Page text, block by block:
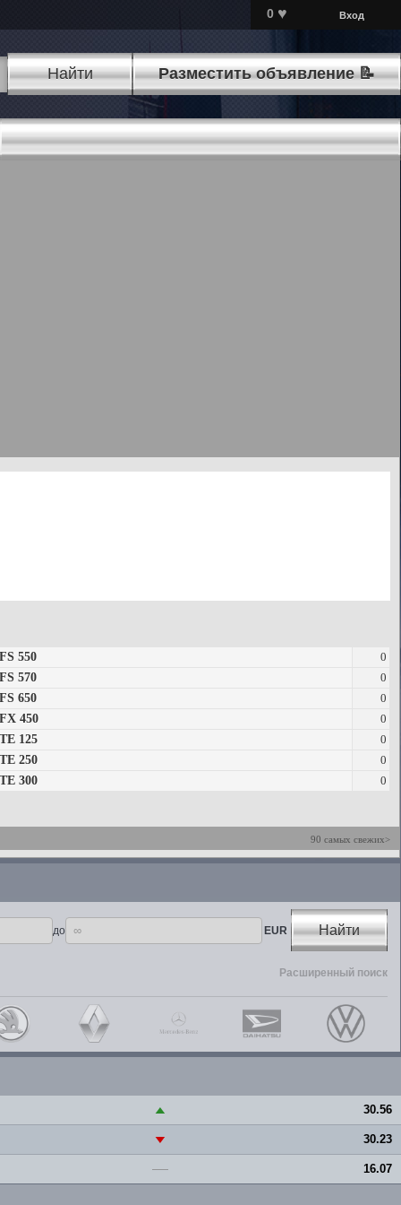
0 ♥ Вход
Найти Разместить объявление 📝
FS 550
0
FS 570
0
FS 650
0
FX 450
0
TE 125
0
TE 250
0
TE 300
0
90 самых свежих>
до EUR Найти
Расширенный поиск
▲ 30.56
▼ 30.23
— 16.07